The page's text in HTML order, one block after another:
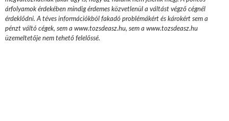
árfolyamok érdekében mindig érdemes közvetlenül a váltást végző cégnél
érdeklődni. A téves információkból fakadó problémákért és károkért sem a
pénzt váltó cégek, sem a www.tozsdeasz.hu, sem a www.tozsdeasz.hu
üzemeltetője nem tehető felelőssé.